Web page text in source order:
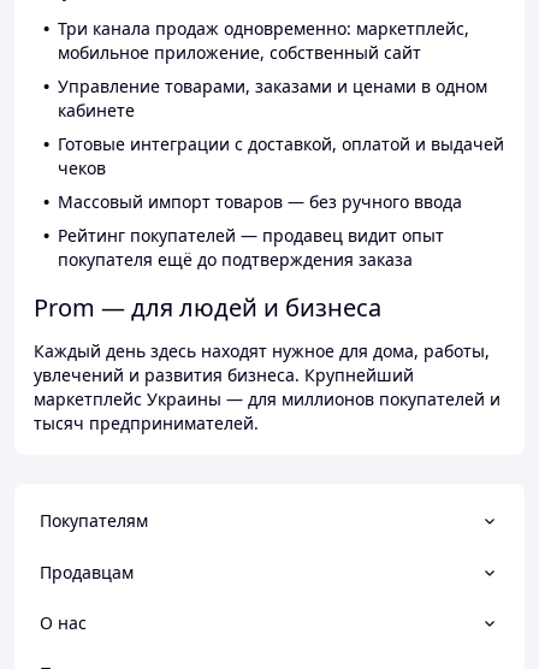
Три канала продаж одновременно: маркетплейс,
мобильное приложение, собственный сайт
Управление товарами, заказами и ценами в одном
кабинете
Готовые интеграции с доставкой, оплатой и выдачей
чеков
Массовый импорт товаров — без ручного ввода
Рейтинг покупателей — продавец видит опыт
покупателя ещё до подтверждения заказа
Prom — для людей и бизнеса
Каждый день здесь находят нужное для дома, работы,
увлечений и развития бизнеса. Крупнейший
маркетплейс Украины — для миллионов покупателей и
тысяч предпринимателей.
Покупателям
Продавцам
О нас